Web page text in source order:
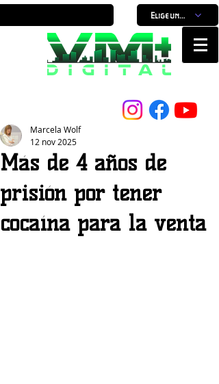
Elige un horario
Más de 4 años de
prisión por tener
cocaína para la venta
Marcela Wolf
12 nov 2025